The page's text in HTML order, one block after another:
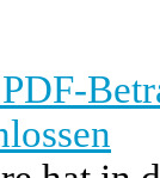
PDF-